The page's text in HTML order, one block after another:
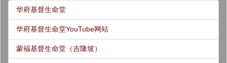
华府基督生命堂
华府基督生命堂YouTube网站
蒙福基督生命堂（吉隆坡）